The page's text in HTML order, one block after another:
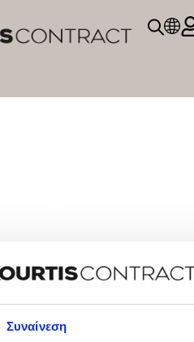
Συναίνεση